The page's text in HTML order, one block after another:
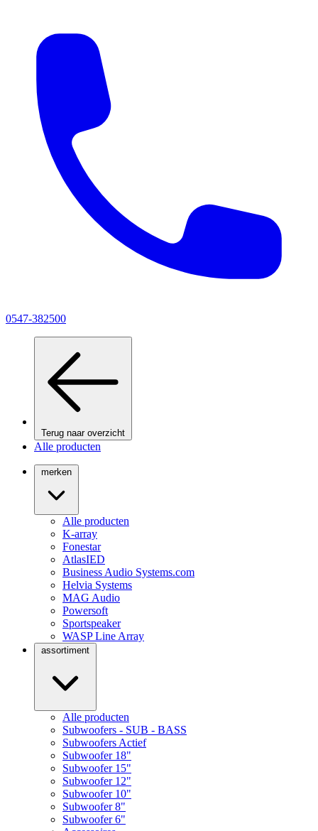
0547-382500
Terug naar overzicht
Alle producten
merken
Alle producten
K-array
Fonestar
AtlasIED
Business Audio Systems.com
Helvia Systems
MAG Audio
Powersoft
Sportspeaker
WASP Line Array
assortiment
Alle producten
Subwoofers - SUB - BASS
Subwoofers Actief
Subwoofer 18"
Subwoofer 15"
Subwoofer 12"
Subwoofer 10"
Subwoofer 8"
Subwoofer 6"